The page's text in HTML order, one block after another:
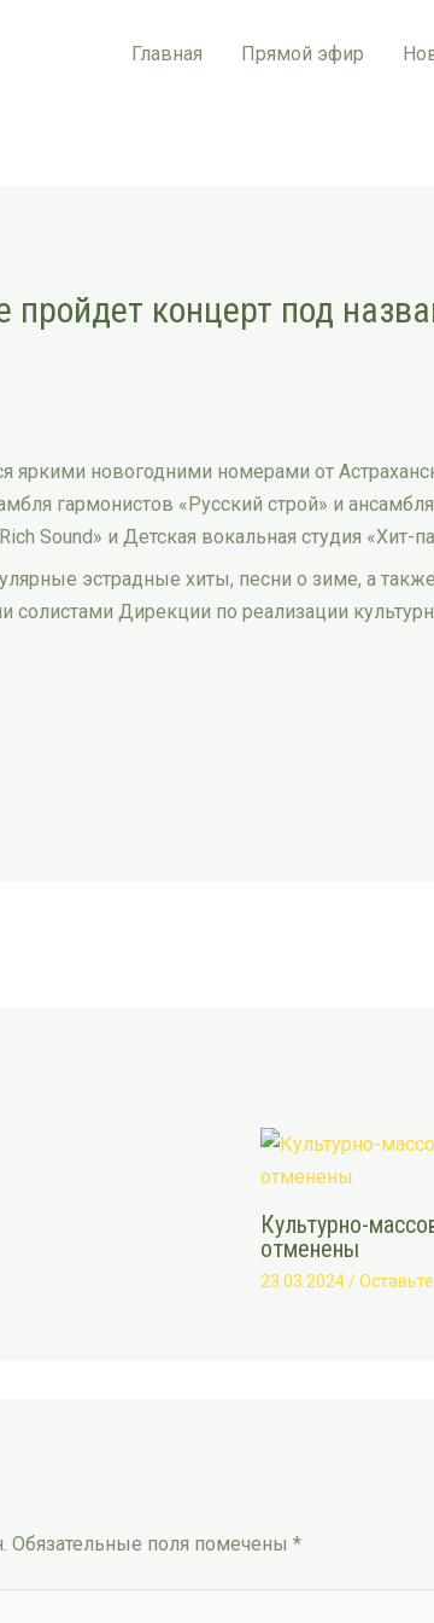
Главная Прямой эфир
пройдет концерт под
яркими новогодними номерами от
гармонистов «Русский строй» и
Sound» и Детская вокальная студия «Хит-
эстрадные хиты, песни о зиме, а
Дирекции по реализации
Культурно-
отменены
23.03.2024/
Обязательные поля помечены *